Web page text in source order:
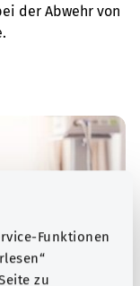
Funktionen
zu
der Abwehr von